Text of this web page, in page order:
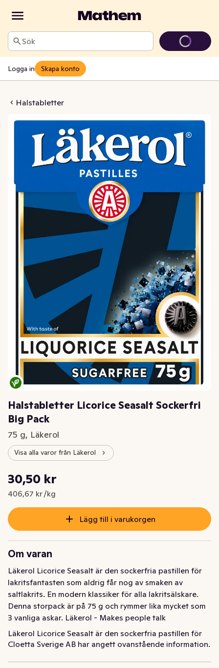
Sök
Logga in Skapa konto
Halstabletter
Sockerfri Big Pack
Halstabletter Licorice Seasalt Sockerfri
Big Pack
75 g, Läkerol
Visa alla varor från Läkerol
Nuvarande pris är: 30,50 kr
30,50 kr
406,67 kr /kg
Styckpris: 406,67 kr /kg
Lägg till i varukorgen
Om varan
Läkerol Licorice Seasalt är den sockerfria pastillen för
lakritsfantasten som aldrig får nog av smaken av
saltlakrits. En modern klassiker för alla lakritsälskare.
Denna storpack är på 75 g och rymmer lika mycket som
3 vanliga askar. Läkerol - Makes people talk
Läkerol Licorice Seasalt är den sockerfria pastillen för
lakritsfantasten som aldrig får nog av smaken av
Cloetta Sverige AB har angett ovanstående information.